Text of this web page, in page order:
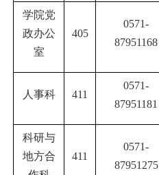
学院党
政办公
室
405
0571-
87951168
人事科 411
0571-
87951181
科研与
地方合
411
0571-
87951275